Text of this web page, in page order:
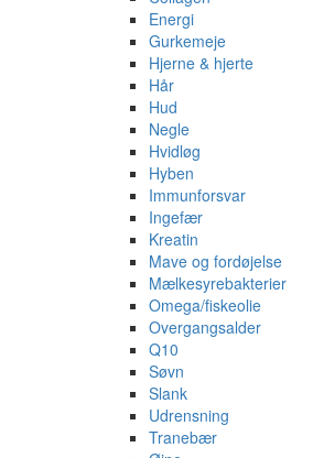
Energi
Gurkemeje
Hjerne & hjerte
Hår
Hud
Negle
Hvidløg
Hyben
Immunforsvar
Ingefær
Kreatin
Mave og fordøjelse
Mælkesyrebakterier
Omega/fiskeolie
Overgangsalder
Q10
Søvn
Slank
Udrensning
Tranebær